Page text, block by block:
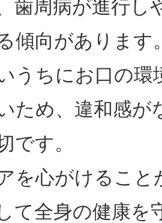
歯周病が進行し
傾向があります
うちにお口の環
ため、違和感が
です。
を心がけること
て全身の健康を